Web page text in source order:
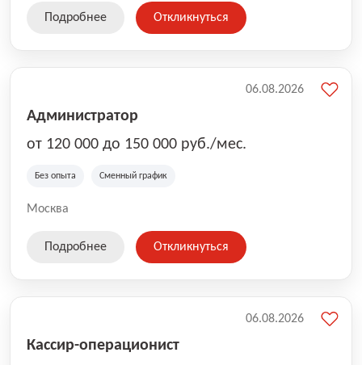
Подробнее Откликнуться
Администратор
от 120 000 до 150 000 руб./мес.
Без опыта Сменный график
Москва
06.08.2026
Подробнее Откликнуться
Кассир-операционист
06.08.2026